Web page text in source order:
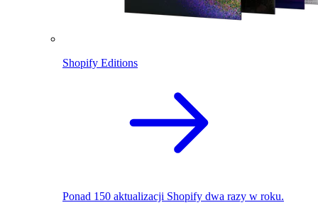
Shopify Editions
Ponad 150 aktualizacji Shopify dwa razy w roku.